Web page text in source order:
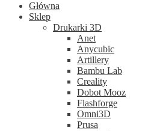
Główna
Sklep
Drukarki 3D
Anet
Anycubic
Artillery
Bambu Lab
Creality
Dobot Mooz
Flashforge
Omni3D
Prusa